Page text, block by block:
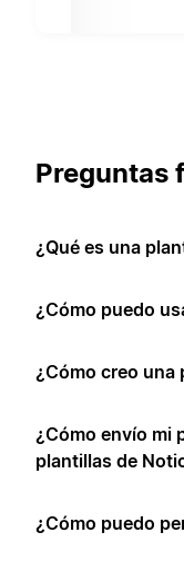
Preguntas
¿Qué es una
¿Cómo puedo
¿Cómo creo una
¿Cómo envío mi
plantillas de
¿Cómo puedo